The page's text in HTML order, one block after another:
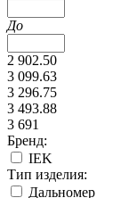
До
2 902.50
3 099.63
3 296.75
3 493.88
3 691
Бренд:
IEK
Тип изделия:
Дальномер